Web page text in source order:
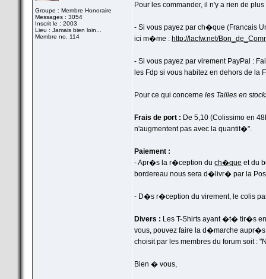
Groupe : Membre Honoraire
Messages : 3054
Inscrit le : 2003
Lieu : Jamais bien loin...
Membre no. 114
Pour les commander, il n'y a rien de
- Si vous payez par ch�que (Francais
ici m�me : http://lacfw.net/
- Si vous payez par virement PayPal :
les Fdp si vous habitez en dehors de la
Pour ce qui concerneles Tailles en
Frais de port : De 5,10 (Colissimo en
n'augmentent pas avec la quantit�".
Paiement :
- Apr�s la r�ception duch�que et du
bordereau nous sera d�livr� par la
- D�s r�ception du virement, le colis
Divers : Les T-Shirts ayant �t� tir�s
vous, pouvez faire la d�marche
choisit par les membres du forum soit :
Bien � vous,